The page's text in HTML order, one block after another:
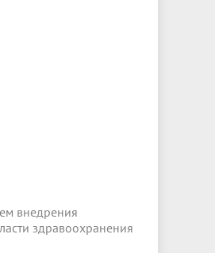
внедрения
здравоохранения